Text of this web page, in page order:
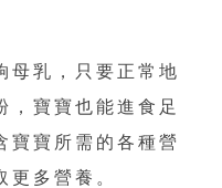
母乳，只要正常地
，寶寶也能進食足
寶寶所需的各種營
更多營養。